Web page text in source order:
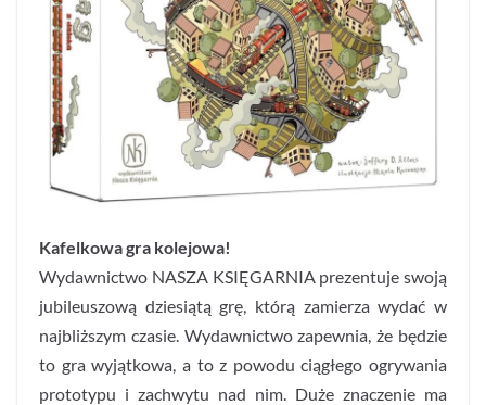
Kafelkowa gra kolejowa!
Wydawnictwo NASZA KSIĘGARNIA prezentuje swoją
jubileuszową dziesiątą grę, którą zamierza wydać w
najbliższym czasie. Wydawnictwo zapewnia, że będzie
to gra wyjątkowa, a to z powodu ciągłego ogrywania
prototypu i zachwytu nad nim. Duże znaczenie ma